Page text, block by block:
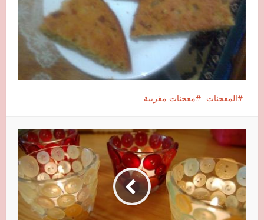
المعجنات معجنات مغربية